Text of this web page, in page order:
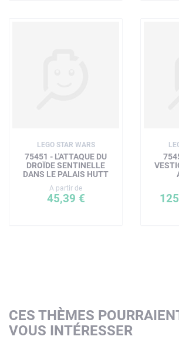
LEGO STAR WARS
75451 - L'ATTAQUE DU
DROÏDE SENTINELLE
DANS LE PALAIS HUTT
A partir de
45,39 €
CES THÈMES
VOUS INTÉRESSER